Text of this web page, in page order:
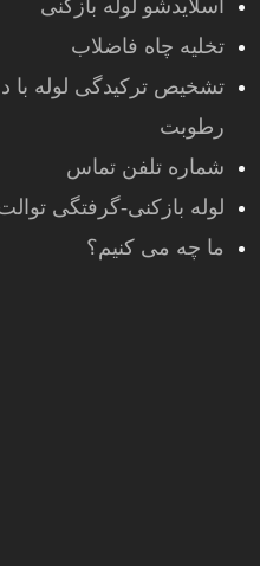
اسلایدشو لوله بازکنی
تخلیه چاه فاضلاب
تشخیص ترکیدگی لوله با
رطوبت
شماره تلفن تماس
لوله بازکنی-گرفتگی
ما چه می کنیم؟